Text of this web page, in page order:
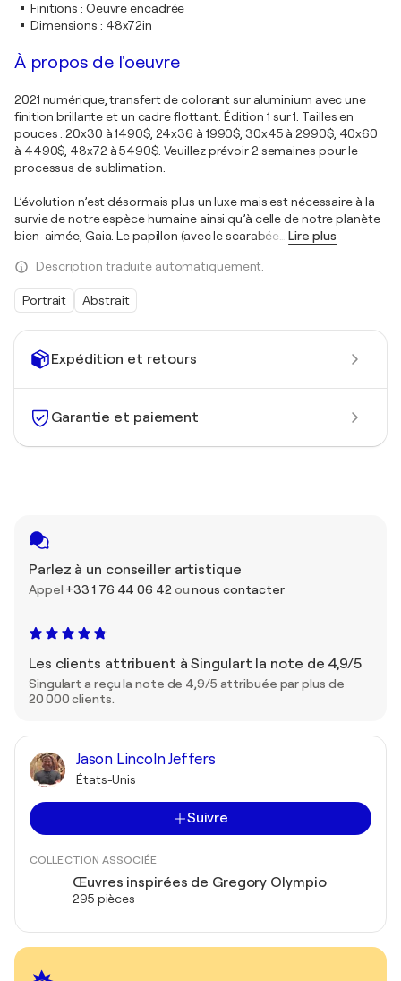
Expédition et retours
Garantie et paiement
Parlez à un conseiller artistique
Appel +33 1 76 44 06 42 ounous contacter
Les clients attribuent à Singulart la note de 4,9/5
Singulart a reçu la note de 4,9/5 attribuée par plus de
20 000 clients.
Jason Lincoln Jeffers
États-Unis
Suivre
COLLECTION ASSOCIÉE
Œuvres inspirées de Gregory Olympio
295 pièces
Finitions : Oeuvre encadrée
Dimensions : 48x72in
À propos de l'oeuvre
2021 numérique, transfert de colorant sur aluminium avec une
finition brillante et un cadre flottant. Édition 1 sur 1. Tailles en
pouces : 20x30 à 1490$, 24x36 à 1990$, 30x45 à 2990$, 40x60
à 4490$, 48x72 à 5490$. Veuillez prévoir 2 semaines pour le
processus de sublimation.
L’évolution n’est désormais plus un luxe mais est nécessaire à la
survie de notre espèce humaine ainsi qu’à celle de notre planète
bien-aimée, Gaia. Le papillon (avec le scarabée
Lire plus
Description traduite automatiquement.
Portrait Abstrait